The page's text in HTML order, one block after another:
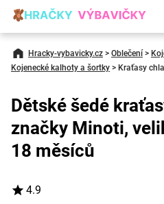
Hracky-vybavicky.cz > Oblečení >
Kojenecké kalhoty a šortky > Kraťasy
Dětské šedé
značky Minoti,
18 měsíců
4.9